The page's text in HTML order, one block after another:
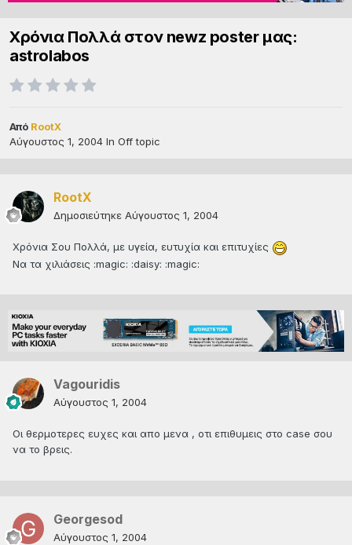
Χρόνια Πολλά στον newz poster μας:
astrolabos
Από RootX
Αύγουστος 1, 2004 In Off topic
RootX
Δημοσιεύτηκε Αύγουστος 1, 2004
Χρόνια Σου Πολλά, με υγεία, ευτυχία και επιτυχίες
Να τα χιλιάσεις :magic: :daisy: :magic:
Vagouridis
Αύγουστος 1, 2004
Oι θερμοτερες ευχες και απο μενα , οτι επιθυμεις στο case σου
να το βρεις.
Georgesod
Αύγουστος 1, 2004